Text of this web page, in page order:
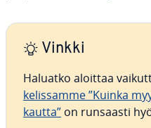
Vinkki
Haluatko aloittaa
ke­lis­sam­me ”Kuinka
kautta” on runsaasti